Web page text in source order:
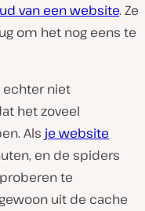
van een website. Ze
om het nog eens te
echter niet
het zoveel
Als je website
en de spiders
te
uit de cache